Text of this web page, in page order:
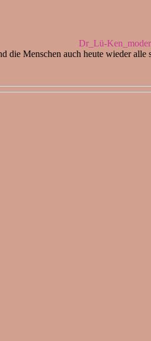
Dr_Lü-
die Menschen auch heute wieder